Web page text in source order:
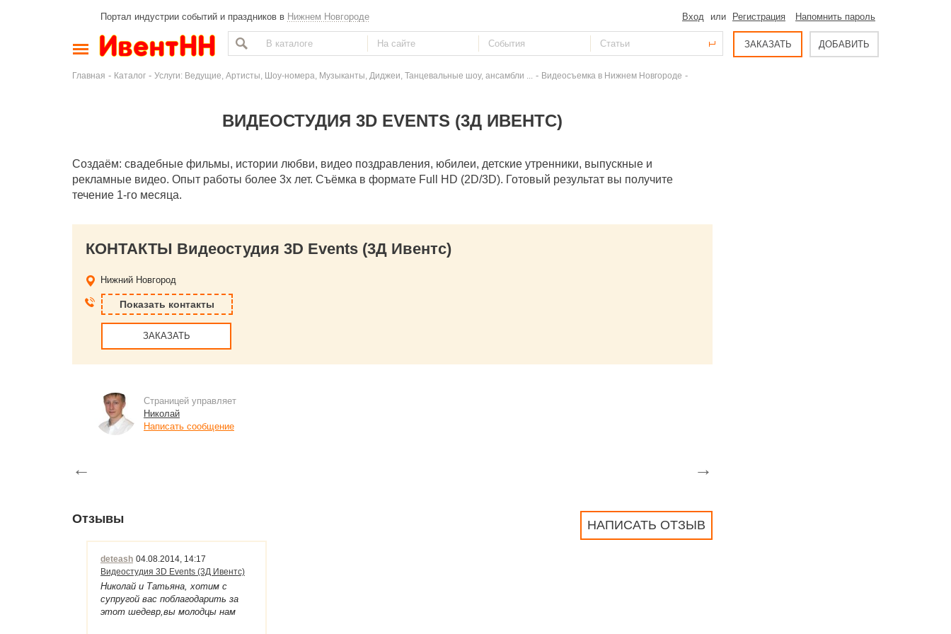
Портал индустрии событий и праздников в Нижнем Новгороде Вход или Регистрация Напомнить пароль
ЗАКАЗАТЬ ДОБАВИТЬ
Главная - Каталог - Услуги: Ведущие, Артисты, Шоу-номера, Музыканты, Диджеи, Танцевальные шоу, ансамбли ... - Видеосъемка в Нижнем Новгороде -
ВИДЕОСТУДИЯ 3D EVENTS (3Д ИВЕНТС)
Создаём: свадебные фильмы, истории любви, видео поздравления, юбилеи, детские утренники, выпускные и
рекламные видео. Опыт работы более 3х лет. Съёмка в формате Full HD (2D/3D). Готовый результат вы получите
течение 1-го месяца.
КОНТАКТЫ Видеостудия 3D Events (3Д Ивентс)
Нижний Новгород
Показать контакты
ЗАКАЗАТЬ
Страницей управляет
Николай
Написать сообщение
← →
НАПИСАТЬ ОТЗЫВ
Отзывы
deteash 04.08.2014, 14:17
Видеостудия 3D Events (3Д Ивентс)
Николай и Татьяна, хотим с
супругой вас поблагодарить за
этот шедевр,вы молодцы нам